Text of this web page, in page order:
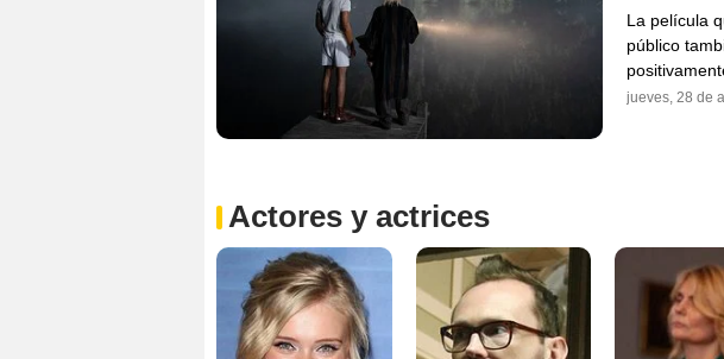
La película
público
jueves, 28 de
Actores y actrices